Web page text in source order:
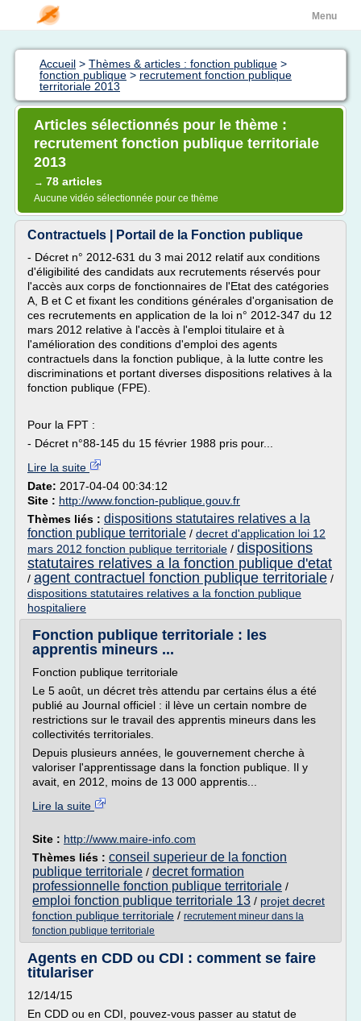
Menu
Accueil > Thèmes & articles : fonction publique >
fonction publique > recrutement fonction publique
territoriale 2013
Articles sélectionnés pour le thème :
recrutement fonction publique territoriale
2013
→ 78 articles
Aucune vidéo sélectionnée pour ce thème
Contractuels | Portail de la Fonction publique
- Décret n° 2012-631 du 3 mai 2012 relatif aux conditions
d'éligibilité des candidats aux recrutements réservés pour
l'accès aux corps de fonctionnaires de l'Etat des catégories
A, B et C et fixant les conditions générales d'organisation de
ces recrutements en application de la loi n° 2012-347 du 12
mars 2012 relative à l'accès à l'emploi titulaire et à
l'amélioration des conditions d'emploi des agents
contractuels dans la fonction publique, à la lutte contre les
discriminations et portant diverses dispositions relatives à la
fonction publique (FPE).
Pour la FPT :
- Décret n°88-145 du 15 février 1988 pris pour...
Lire la suite
Date: 2017-04-04 00:34:12
Site : http://www.fonction-publique.gouv.fr
Thèmes liés : dispositions statutaires relatives a la
fonction publique territoriale / decret d'application loi 12
mars 2012 fonction publique territoriale / dispositions
statutaires relatives a la fonction publique d'etat
/ agent contractuel fonction publique territoriale /
dispositions statutaires relatives a la fonction publique
hospitaliere
Fonction publique territoriale : les
apprentis mineurs ...
Fonction publique territoriale
Le 5 août, un décret très attendu par certains élus a été
publié au Journal officiel : il lève un certain nombre de
restrictions sur le travail des apprentis mineurs dans les
collectivités territoriales.
Depuis plusieurs années, le gouvernement cherche à
valoriser l'apprentissage dans la fonction publique. Il y
avait, en 2012, moins de 13 000 apprentis...
Lire la suite
Site : http://www.maire-info.com
Thèmes liés : conseil superieur de la fonction
publique territoriale / decret formation
professionnelle fonction publique territoriale /
emploi fonction publique territoriale 13 / projet decret
fonction publique territoriale / recrutement mineur dans la
fonction publique territoriale
Agents en CDD ou CDI : comment se faire
titulariser
12/14/15
En CDD ou en CDI, pouvez-vous passer au statut de